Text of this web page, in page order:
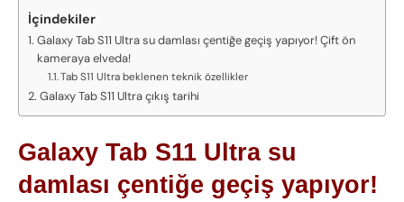
İçindekiler
Galaxy Tab S11 Ultra su damlası çentiğe geçiş yapıyor! Çift ön
kameraya elveda!
Tab S11 Ultra beklenen teknik özellikler
Galaxy Tab S11 Ultra çıkış tarihi
Galaxy Tab S11 Ultra su
damlası çentiğe geçiş yapıyor!